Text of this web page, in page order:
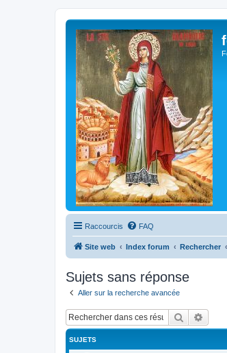
Raccourcis FAQ
Site web Index forum Rechercher
Sujets sans réponse
Aller sur la recherche avancée
Rechercher
SUJETS